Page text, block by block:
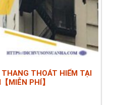
THOÁT HIỂM TẠI
MIỄN PHÍ】